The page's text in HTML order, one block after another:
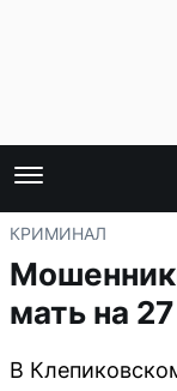
КРИМИНАЛ
мать на
В